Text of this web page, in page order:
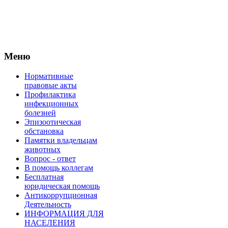
Меню
Нормативные
правовые акты
Профилактика
инфекционных
болезней
Эпизоотическая
обстановка
Памятки владельцам
животных
Вопроc - ответ
В помощь коллегам
Бесплатная
юридическая помощь
Антикоррупционная
Деятельность
ИНФОРМАЦИЯ ДЛЯ
НАСЕЛЕНИЯ